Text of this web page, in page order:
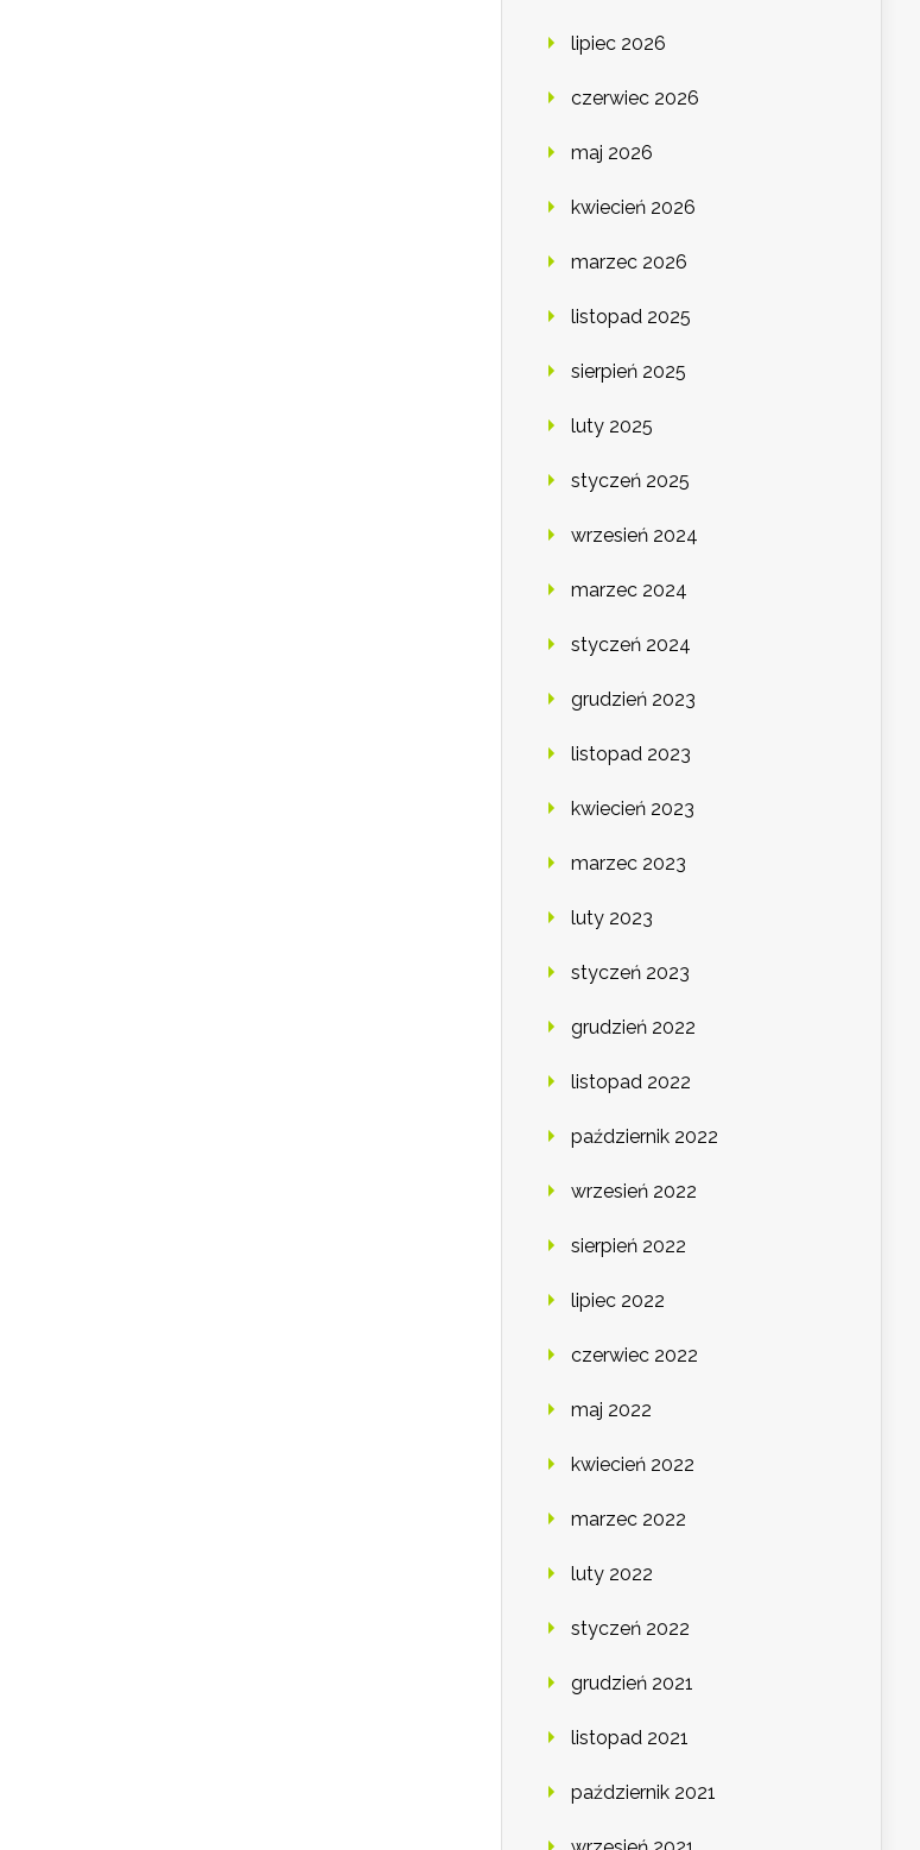
lipiec 2026
czerwiec 2026
maj 2026
kwiecień 2026
marzec 2026
listopad 2025
sierpień 2025
luty 2025
styczeń 2025
wrzesień 2024
marzec 2024
styczeń 2024
grudzień 2023
listopad 2023
kwiecień 2023
marzec 2023
luty 2023
styczeń 2023
grudzień 2022
listopad 2022
październik 2022
wrzesień 2022
sierpień 2022
lipiec 2022
czerwiec 2022
maj 2022
kwiecień 2022
marzec 2022
luty 2022
styczeń 2022
grudzień 2021
listopad 2021
październik 2021